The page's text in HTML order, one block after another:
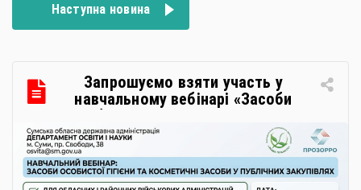
Наступна новина
Запрошуємо взяти участь у
навчальному вебінарі «Засоби
особистої гігієни та косметичні
засоби у публічних закупівлях: як
сформувати вимоги та обрати
безпечну і якісну продукцію»